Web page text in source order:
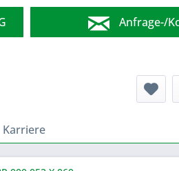
Anfrage-/
Wir
Karriere